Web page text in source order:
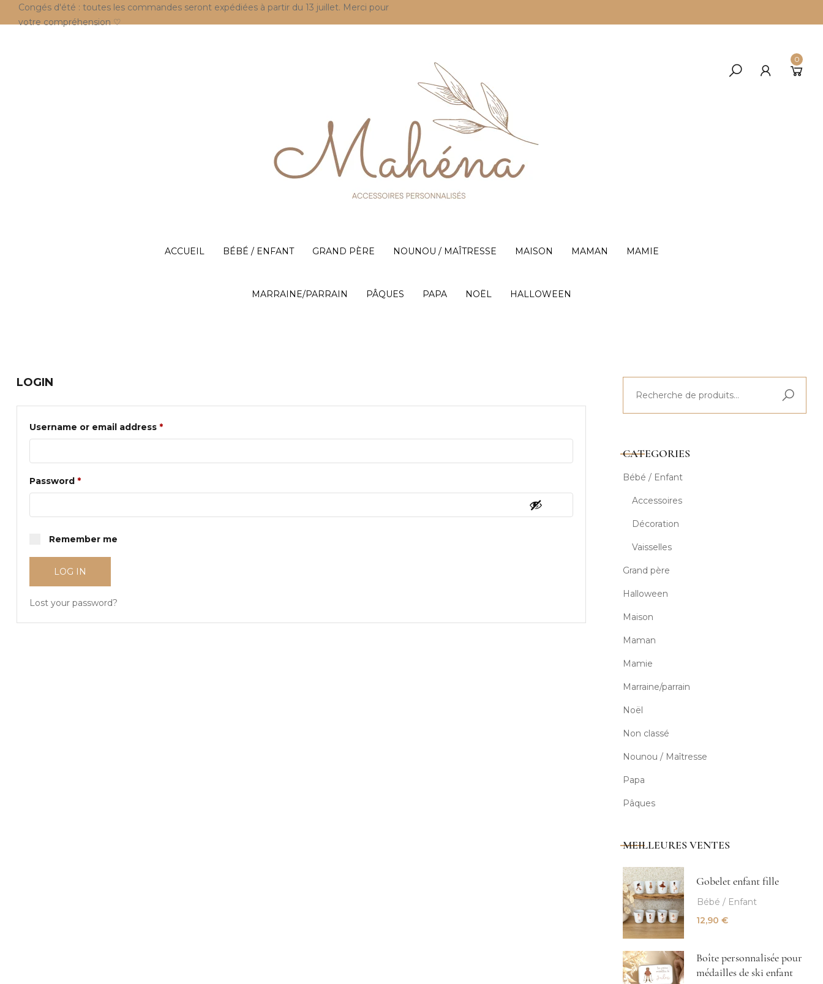
Congés d'été : toutes les commandes seront expédiées à partir du 13 juillet. Merci pour
votre compréhension ♡
0
ACCUEIL BÉBÉ / ENFANT GRAND PÈRE NOUNOU / MAÎTRESSE MAISON MAMAN MAMIE
MARRAINE/PARRAIN PÂQUES PAPA NOËL HALLOWEEN
LOGIN
Username or email address *
Password *
Remember me
LOG IN
Lost your password?
CATEGORIES
Bébé / Enfant
Accessoires
Décoration
Vaisselles
Grand père
Halloween
Maison
Maman
Mamie
Marraine/parrain
Noël
Non classé
Nounou / Maîtresse
Papa
Pâques
MEILLEURES VENTES
Gobelet enfant fille
Bébé / Enfant
12,90 €
Boîte personnalisée pour
médailles de ski enfant